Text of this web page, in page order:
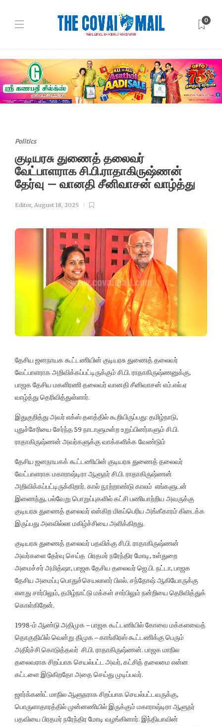
0
Politics
குடியரசு துணைத் தலைவர்
வேட்பாளராக சி.பி.ராதாகிருஷ்ணன்
தேர்வு – வானதி சீனிவாசன் வாழ்த்து
Editor, August 18, 2025
தேசிய ஜனநாயக கூட்டணியின் குடியரசு துணைத் தலைவர்
வேட்பாளராக அறிவிக்கப்பட்டிருக்கும் சி.பி. ராதாகிருஷ்ணனுக்கு,
பாஜக தேசிய மகளிரணி தலைவர் வானதி சீனிவாசன் எம்.எல்.ஏ
வாழ்த்து தெரிவித்துள்ளார்.
இதுகுறித்து அவர் எக்ஸ் தளத்தில் கூறியிருப்பது: தமிழ்நாடு,
புதுச்சேரியை சேர்ந்த 59 நாடாளுமன்ற உறுப்பினர்களும் சி.பி.
ராதாகிருஷ்ணன் அவர்களுக்கு வாக்களிக்க வேண்டும்
தேசிய ஜனநாயகக் கூட்டணியின் குடியரசு துணைத் தலைவர்
வேட்பாளராக மகாராஷ்டிரா ஆளுநர் சி.பி. ராதாகிருஷ்ணன்
அறிவிக்கப்பட்டிருக்கிறார். கால் நூற்றாண்டு காலம் எங்களுடன்
இணைந்து, பல்வேறு பொறுப்புகளில் கட்சி பணியாற்றிய அவருக்கு
குடியரசு துணைத் தலைவர் என்கிற மிகப்பெரிய அங்கீகாரம் கிடைக்க
இருப்பது அளவில்லா மகிழ்ச்சியை அளிக்கிறது.
குடியரசு துணைத் தலைவர் பதவிக்கு சி.பி. ராதாகிருஷ்ணன்
அவர்களை தேர்வு செய்த பிரதமர் நரேந்திர மோடி, உள்துறை
அமைச்சர் அமித்ஷா, பாஜக தேசிய தலைவர் ஜெ.பி. நட்டா, பாஜக
தேசிய அமைப்பு பொதுச்செயலாளர் பிஎல். சந்தோஷ் ஆகியோருக்கு
எனது சார்பிலும், தமிழ்நாட்டு மக்கள் சார்பிலும் நன்றியை தெரிவித்துக்
கொள்கிறேன்.
1998-ம் ஆண்டு அதிமுக – பாஜக கூட்டணியில் கோவை மக்களவைத்
தொகுதியில் வென்று திமுக – காங்கிரஸ் கூட்டணிக்கு பெரும்
அதிர்ச்சி கொடுத்தவர் சி.பி. ராதாகிருஷ்ணன். பாஜக மாநில
தலைவராக சிறப்பாக செயல்பட்ட அவர், கட்சித் தலைமை என்ன
கட்டளை இடுகிறதோ அதை செய்து முடிப்பவர்.
ஜார்க்கண்ட் மாநில ஆளுநராக சிறப்பாக செயல்பட்டவருக்கு,
பொருளாதாரத்தில் முன்னணியில் இருக்கும் மகாராஷ்டிரா ஆளுநர்
பதவியை பிரதமர் நரேந்திர மோடி வழங்கினார். இந்தியாவின்